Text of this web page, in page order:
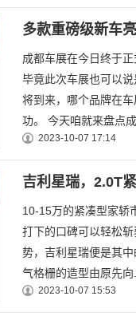
多款重磅级新车
成都车展在今日终于
毕竟此次车展也可以
将到来，哪个品牌在
功。 今天咱就来盘点
2023-10-07 17:14
吉利星瑞，2.0T
10-15万的紧凑型家轿
打下的口碑可以轻松
势，吉利星瑞便是其
气格栅的造型由原先向
2023-10-07 15:53